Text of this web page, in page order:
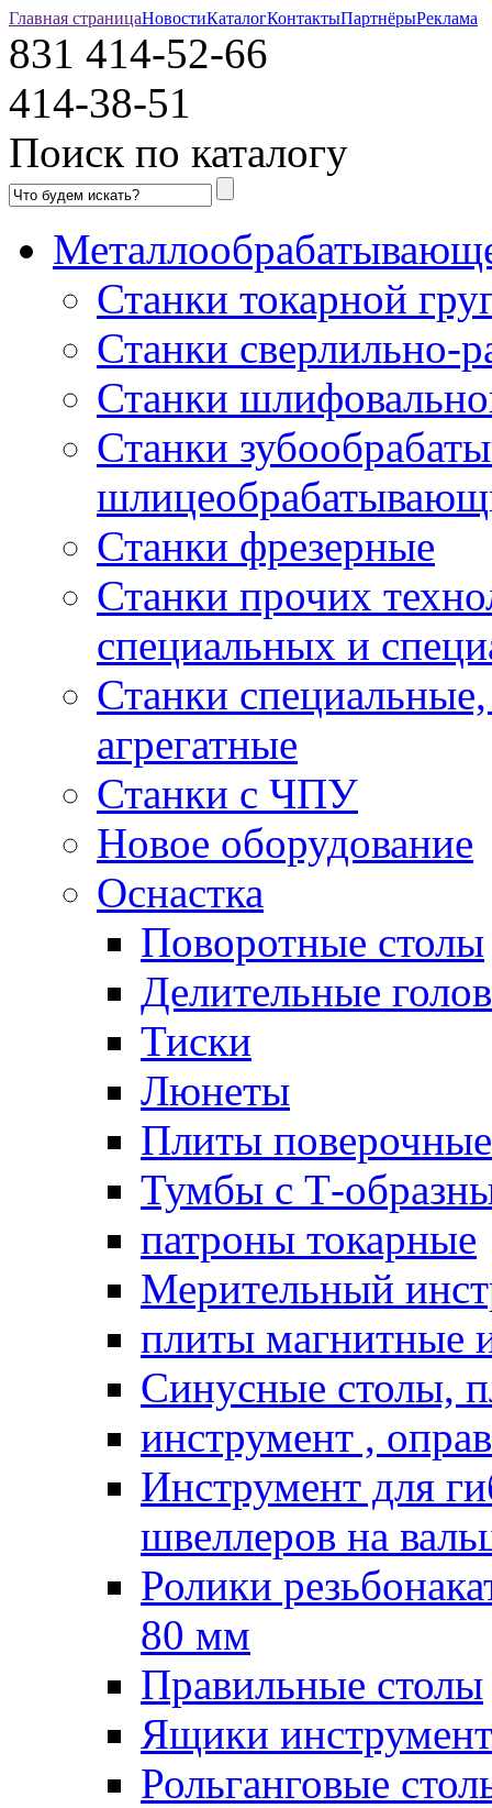
Главная страницаНовостиКаталогКонтактыПартнёрыРеклама
831 414-52-66
414-38-51
Поиск по каталогу
Станки токарной
Станки сверлильно-
Станки
Станки
Станки фрезерные
Станки прочих
специальных и
Станки
агрегатные
Станки с ЧПУ
Новое оборудование
Оснастка
Поворотные столы
Делительные
Тиски
Люнеты
Плиты поверочные
Тумбы с Т-
патроны токарные
Мерительный
плиты магнитные
Синусные столы,
инструмент ,
Инструмент для
швеллеров на
Ролики
80 мм
Правильные столы
Ящики
Рольганговые